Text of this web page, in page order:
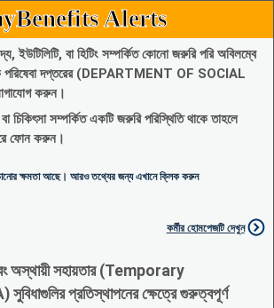
Alerts
ইউটিলিটি, বা হিটিং সম্পর্কিত কোনো জরুরি পরি অবিলম্বে
পরিষেবা দপ্তরের (DEPARTMENT OF SOCIAL
করুন।
চিকিৎসা সম্পর্কিত একটি জরুরি পরিস্থিতি থাকে তাহলে
ফোন করুন।
ক্ষমতা আছে। আরও তথ্যের জন্য এখানে ক্লিক করুন
কর্মীর হোমপেজটি দেখুন
অস্থায়ী সহায়তার (Temporary
প্রতিস্থাপনের ক্ষেত্রে গুরুত্বপূর্ণ